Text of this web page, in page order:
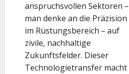
anspruchsvollen Sektoren –
man denke an die Präzision
im Rüstungsbereich – auf
zivile, nachhaltige
Zukunftsfelder. Dieser
Technologietransfer macht